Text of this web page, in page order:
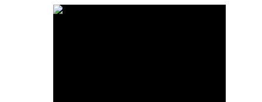
телефон для связи по